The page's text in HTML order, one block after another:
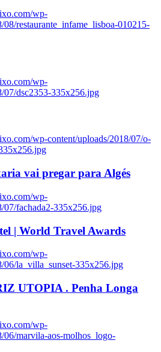
wp-
08/restaurante_infame_lisboa-010215-
wp-
07/dsc2353-335x256.jpg
wp-content/uploads/2018/07/o-
vai pregar para Algés
wp-
07/fachada2-335x256.jpg
| World Travel Awards
wp-
06/la_villa_sunset-335x256.jpg
UTOPIA . Penha Longa
wp-
06/marvila-aos-molhos_logo-